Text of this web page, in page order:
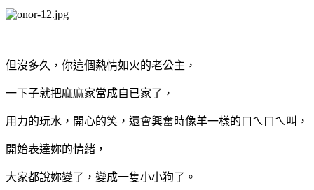
但沒多久，你這個熱情如火的老公主，
一下子就把麻麻家當成自已家了，
用力的玩水，開心的笑，還會興奮時像羊一樣的ㄇㄟㄇㄟ叫，
開始表達妳的情緒，
大家都說妳變了，變成一隻小小狗了。